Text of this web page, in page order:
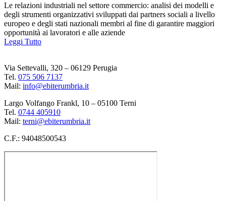
Le relazioni industriali nel settore commercio: analisi dei modelli e
degli strumenti organizzativi sviluppati dai partners sociali a livello
europeo e degli stati nazionali membri al fine di garantire maggiori
opportunità ai lavoratori e alle aziende
Leggi Tutto
Via Settevalli, 320 – 06129 Perugia
Tel. 075 506 7137
Mail: info@ebiterumbria.it
Largo Volfango Frankl, 10 – 05100 Terni
Tel. 0744 405910
Mail: terni@ebiterumbria.it
C.F.: 94048500543